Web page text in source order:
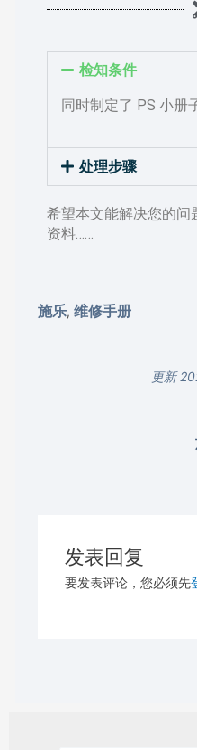
检知条件
同时制定了 PS 小册
处理步骤
希望本文能解决您的问
资料……
施乐,维修手册
更新
发表回复
要发表评论，您必须先